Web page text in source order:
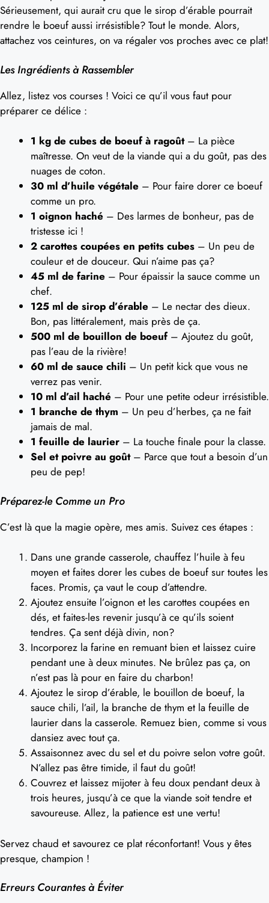
Sérieusement, qui aurait cru que le sirop d’érable pourrait
rendre le boeuf aussi irrésistible? Tout le monde. Alors,
attachez vos ceintures, on va régaler vos proches avec ce plat!
Les Ingrédients à Rassembler
Allez, listez vos courses ! Voici ce qu’il vous faut pour
préparer ce délice :
1 kg de cubes de boeuf à ragoût– La pièce
maîtresse. On veut de la viande qui a du goût, pas des
nuages de coton.
30 ml d’huile végétale – Pour faire dorer ce boeuf
comme un pro.
1 oignon haché – Des larmes de bonheur, pas de
tristesse ici !
2 carottes coupées en petits cubes – Un peu de
couleur et de douceur. Qui n’aime pas ça?
45 ml de farine – Pour épaissir la sauce comme un
chef.
125 ml de sirop d’érable – Le nectar des dieux.
Bon, pas littéralement, mais près de ça.
500 ml de bouillon de boeuf– Ajoutez du goût,
pas l’eau de la rivière!
60 ml de sauce chili – Un petit kick que vous ne
verrez pas venir.
10 ml d’ail haché – Pour une petite odeur irrésistible.
1 branche de thym – Un peu d’herbes, ça ne fait
jamais de mal.
1 feuille de laurier – La touche finale pour la classe.
Sel et poivre au goût– Parce que tout a besoin d’un
peu de pep!
Préparez-le Comme un Pro
C’est là que la magie opère, mes amis. Suivez ces étapes :
Dans une grande casserole, chauffez l’huile à feu
moyen et faites dorer les cubes de boeuf sur toutes les
faces. Promis, ça vaut le coup d’attendre.
Ajoutez ensuite l’oignon et les carottes coupées en
dés, et faites-les revenir jusqu’à ce qu’ils soient
tendres. Ça sent déjà divin, non?
Incorporez la farine en remuant bien et laissez cuire
pendant une à deux minutes. Ne brûlez pas ça, on
n’est pas là pour en faire du charbon!
Ajoutez le sirop d’érable, le bouillon de boeuf, la
sauce chili, l’ail, la branche de thym et la feuille de
laurier dans la casserole. Remuez bien, comme si vous
dansiez avec tout ça.
Assaisonnez avec du sel et du poivre selon votre goût.
N’allez pas être timide, il faut du goût!
Couvrez et laissez mijoter à feu doux pendant deux à
trois heures, jusqu’à ce que la viande soit tendre et
savoureuse. Allez, la patience est une vertu!
Servez chaud et savourez ce plat réconfortant! Vous y êtes
presque, champion !
Erreurs Courantes à Éviter